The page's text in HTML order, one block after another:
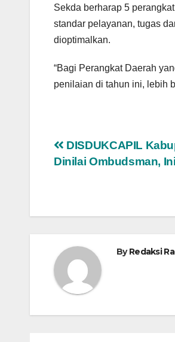
Sekda berharap 5
standar pelayanan, tugas
dioptimalkan.
“Bagi Perangkat Daerah
penilaian di tahun ini, lebih
Navigasi
DISDUKCAPIL
Dinilai Ombudsman,
ByRedaksi